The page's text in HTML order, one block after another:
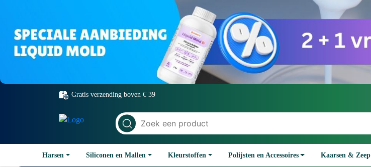
Gratis verzending boven € 39
Harsen Siliconen en Mallen Kleurstoffen Polijsten en Accessoires Kaarsen & Zeep